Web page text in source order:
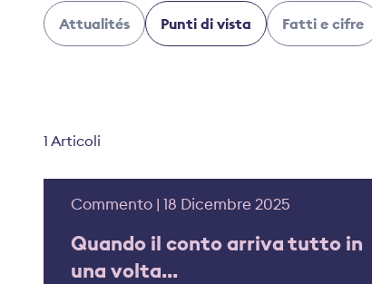
Attualités Punti di vista Fatti e cifre
1 Articoli
Commento | 18 Dicembre 2025
Quando il conto arriva tutto in
una volta...